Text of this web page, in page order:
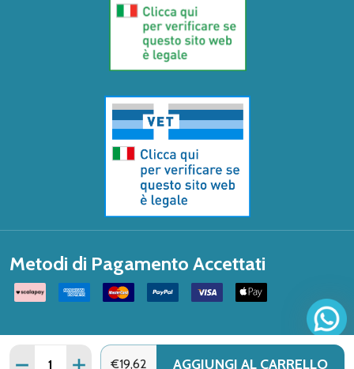
Quantità:
DIMINUISCI QUANTITÀ DI ERBENOBILI - INFLUVIN
AUMENTA QUANTITÀ DI ERBENOBILI -
€19,62 AGGIUNGI AL CARRELLO
Metodi di Pagamento Accettati